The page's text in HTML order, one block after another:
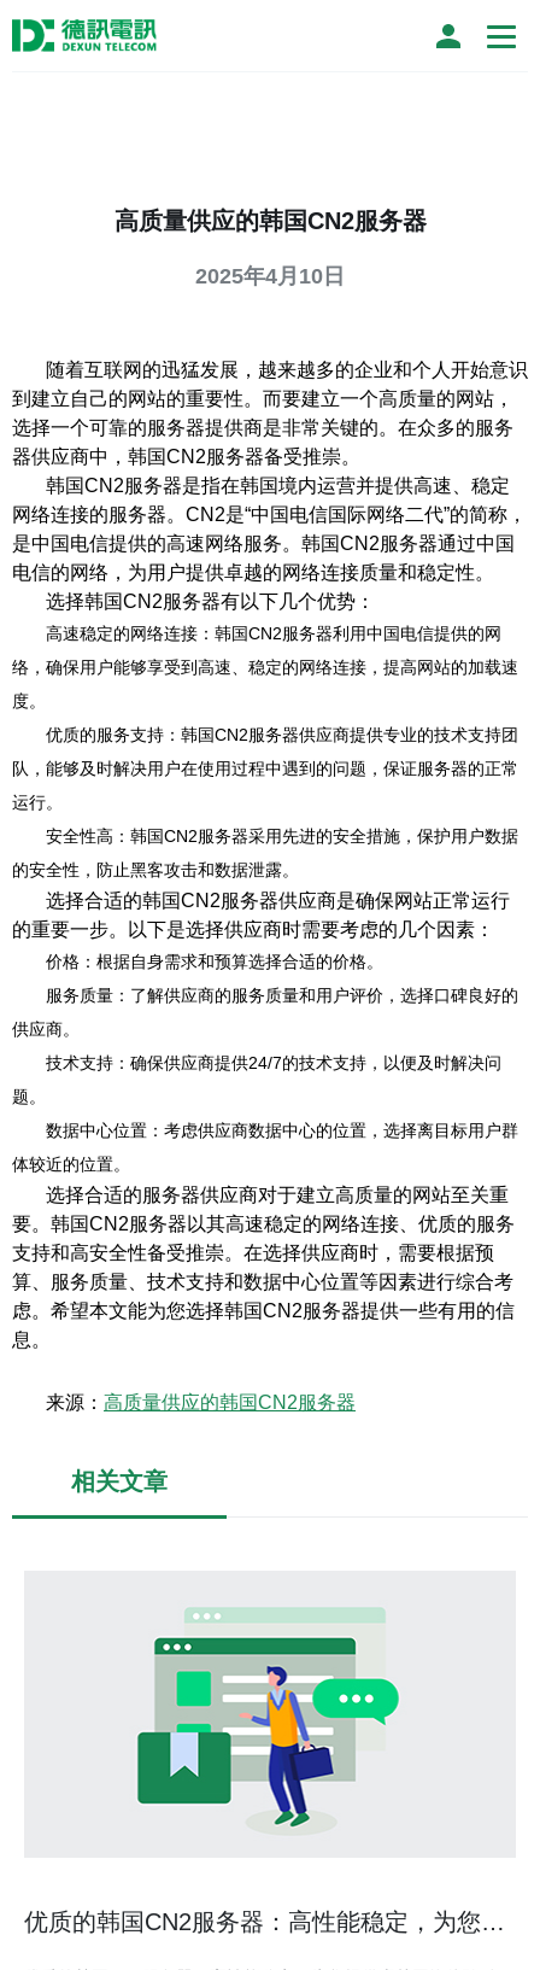
高质量供应的韩国CN2服务器
2025年4月10日
随着互联网的迅猛发展，越来越多的企业和个人开始意识
到建立自己的网站的重要性。而要建立一个高质量的网站，
选择一个可靠的服务器提供商是非常关键的。在众多的服务
器供应商中，韩国CN2服务器备受推崇。
韩国CN2服务器是指在韩国境内运营并提供高速、稳定
网络连接的服务器。CN2是“中国电信国际网络二代”的简称，
是中国电信提供的高速网络服务。韩国CN2服务器通过中国
电信的网络，为用户提供卓越的网络连接质量和稳定性。
选择韩国CN2服务器有以下几个优势：
高速稳定的网络连接：韩国CN2服务器利用中国电信提供的网
络，确保用户能够享受到高速、稳定的网络连接，提高网站的加载速
度。
优质的服务支持：韩国CN2服务器供应商提供专业的技术支持团
队，能够及时解决用户在使用过程中遇到的问题，保证服务器的正常
运行。
安全性高：韩国CN2服务器采用先进的安全措施，保护用户数据
的安全性，防止黑客攻击和数据泄露。
选择合适的韩国CN2服务器供应商是确保网站正常运行
的重要一步。以下是选择供应商时需要考虑的几个因素：
价格：根据自身需求和预算选择合适的价格。
服务质量：了解供应商的服务质量和用户评价，选择口碑良好的
供应商。
技术支持：确保供应商提供24/7的技术支持，以便及时解决问
题。
数据中心位置：考虑供应商数据中心的位置，选择离目标用户群
体较近的位置。
选择合适的服务器供应商对于建立高质量的网站至关重
要。韩国CN2服务器以其高速稳定的网络连接、优质的服务
支持和高安全性备受推崇。在选择供应商时，需要根据预
算、服务质量、技术支持和数据中心位置等因素进行综合考
虑。希望本文能为您选择韩国CN2服务器提供一些有用的信
息。
来源： 高质量供应的韩国CN2服务器
相关文章
优质的韩国CN2服务器：高性能稳定，为您提